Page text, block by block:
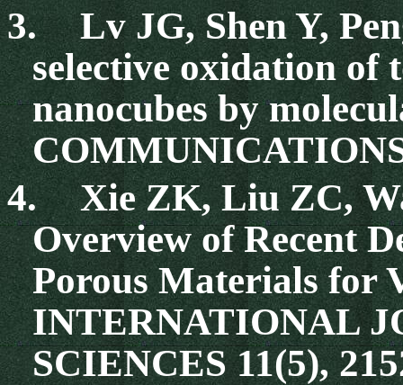
3.
Lv JG, Shen Y,
selective oxidation of
nanocubes by
4.
Xie ZK, Liu ZC,
Overview of Recent
Porous Materials for
INTERNATIONAL
SCIENCES 11(5),